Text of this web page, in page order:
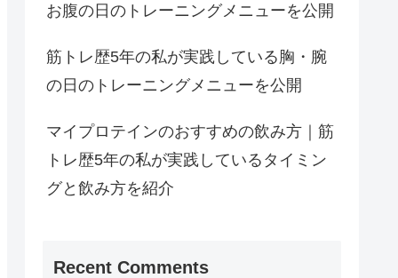
お腹の日のトレーニングメニューを公開
筋トレ歴5年の私が実践している胸・腕
の日のトレーニングメニューを公開
マイプロテインのおすすめの飲み方｜筋
トレ歴5年の私が実践しているタイミン
グと飲み方を紹介
Recent Comments